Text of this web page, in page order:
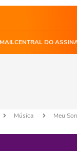
CENTRAL DO
Música
Meu